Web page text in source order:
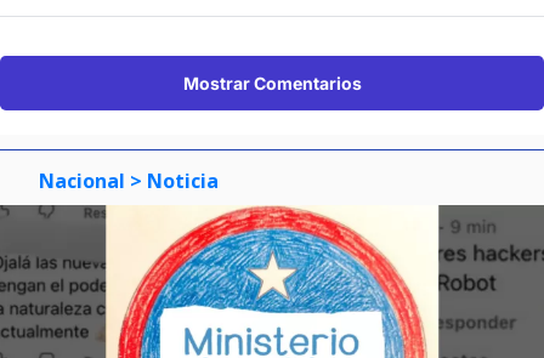
Mostrar Comentarios
Nacional > Noticia